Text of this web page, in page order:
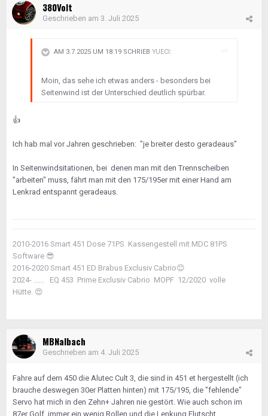
380Volt
Geschrieben am 3. Juli 2025
AM 3.7.2025 UM 18:19 SCHRIEB YUECI :
Moin, das sehe ich etwas anders - besonders bei
Seitenwind ist der Unterschied deutlich spürbar.
👍
Ich hab mal vor Jahren geschrieben: "je breiter desto geradeaus"
In Seitenwindsitationen, bei denen man mit den Trennscheiben
"arbeiten" muss, fährt man mit den 175/195er mit einer Hand am
Lenkrad entspannt geradeaus.
2010-2016 Smart 451 Dose 71PS Kassengestell mit MDC 81PS
Software 😎
2016-2020 Smart 451 ED Brabus Exclusiv Cabrio😊
2024- ...... EQ 453 Prime Exclusiv Cabrio MOPF 12/2020 volle
Hütte. 😍
MBNalbach
Geschrieben am 4. Juli 2025
Fahre auf dem 450 die Alutec Cult 3, die sind in 451 et hergestellt (ich
brauche deswegen 30er Platten hinten) mit 175/195, die "fehlende"
Servo hat mich in den Zehn+ Jahren nie gestört. Wie auch schon im
87er Golf, immer ein wenig Rollen und die Lenkung Flutscht.